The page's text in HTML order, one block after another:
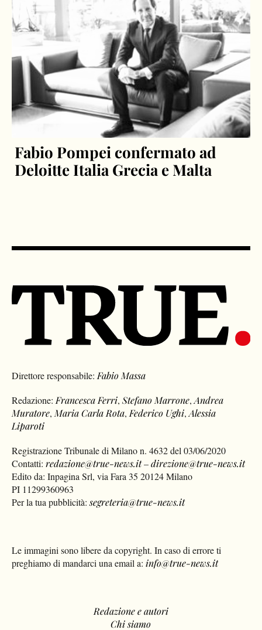
Fabio Pompei confermato ad
Deloitte Italia Grecia e Malta
Direttore responsabile: Fabio Massa
Redazione: Francesca Ferri,Stefano Marrone,Andrea
Muratore, Maria Carla Rota, Federico Ughi,Alessia
Liparoti
Registrazione Tribunale di Milano n. 4632 del 03/06/2020
Contatti:redazione@true-news.it–direzione@true-news.it
Edito da: Inpagina Srl, via Fara 35 20124 Milano
PI 11299360963
Per la tua pubblicità:segreteria@true-news.it
Le immagini sono libere da copyright. In caso di errore ti
preghiamo di mandarci una email a: info@true-news.it
Redazione e autori
Chi siamo